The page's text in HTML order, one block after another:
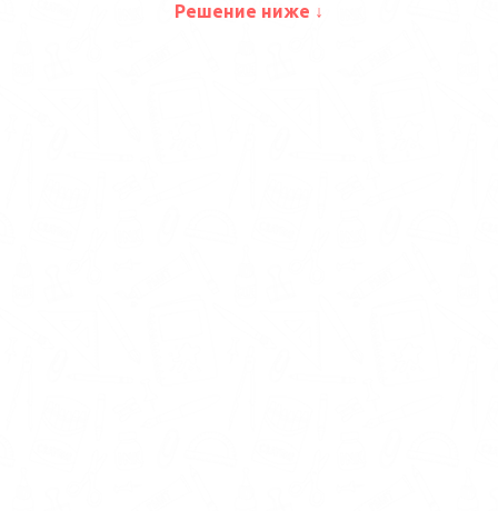
Решение ниже ↓